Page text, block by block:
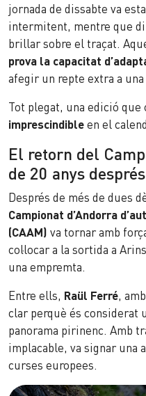
jornada de dissabte va
intermitent, mentre que
brillar sobre el traçat.
prova la capacitat
afegir un repte extra a
Tot plegat, una edició que
imprescindibleen el
El retorn del
de 20 anys
Després de més de dues
Campionat d’Andorra
(CAAM) va tornar amb
col·locar a la sortida a
una empremta.
Entre ells, Raül Ferré,
clar perquè és considerat
panorama pirinenc. Amb
implacable, va signar una
curses europees.